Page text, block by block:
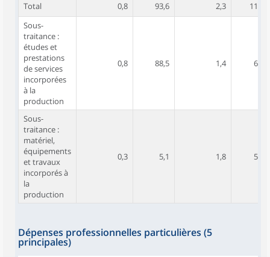
Total 0,8 93,6 2,3
113,9
Sous-
traitance :
études et
prestations
de services
incorporées
à la
production
0,8 88,5 1,4 62,1
Sous-
traitance :
matériel,
équipements
et travaux
incorporés à
la
production
0,3 5,1 1,8 51,8
Dépenses professionnelles particulières (5
principales)